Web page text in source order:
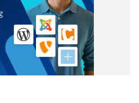
Prof.in Wirtz die
einen „Baustoff, der
Form, dessen
mit der Schalung